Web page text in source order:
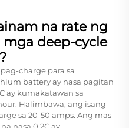
na rate ng
deep-cycle
charge para sa
battery ay nasa pagitan
ay kumakatawan sa
Halimbawa, ang isang
sa 20-50 amps. Ang mas